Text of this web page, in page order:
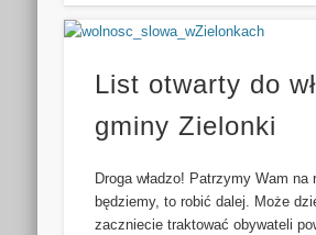
List otwarty do
gminy Zielonki
Droga władzo! Patrzymy Wam na
będziemy, to robić dalej. Może
zaczniecie traktować obywateli